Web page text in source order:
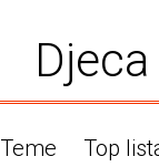
Djeca
Teme Top